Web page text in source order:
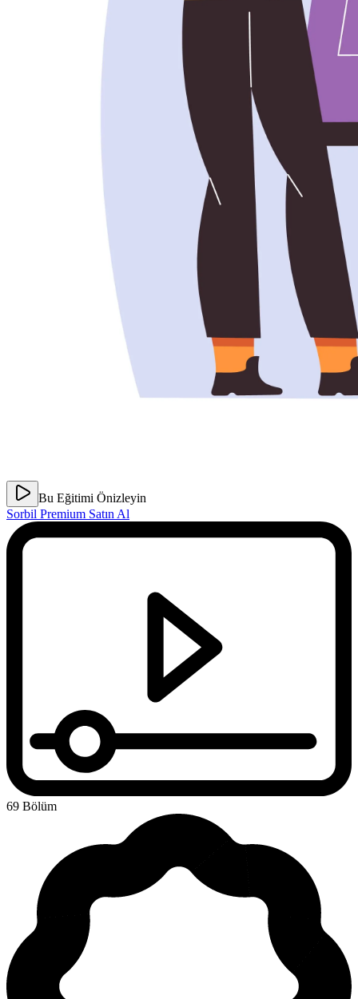
Bu Eğitimi Önizleyin
Sorbil Premium Satın Al
69 Bölüm